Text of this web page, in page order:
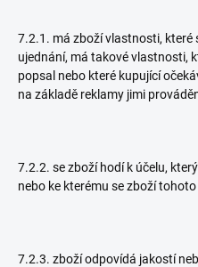
7.2.1. má zboží vlastnosti, které
ujednání, má takové vlastnosti,
popsal nebo které kupující
na základě reklamy jimi
7.2.2. se zboží hodí k účelu,
nebo ke kterému se zboží
7.2.3. zboží odpovídá jakostí